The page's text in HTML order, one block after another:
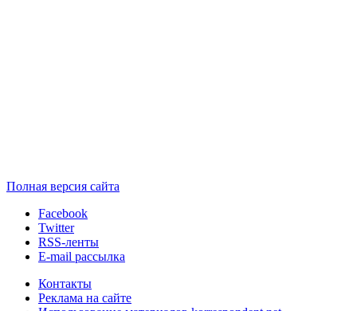
Полная версия сайта
Facebook
Twitter
RSS-ленты
E-mail рассылка
Контакты
Реклама на сайте